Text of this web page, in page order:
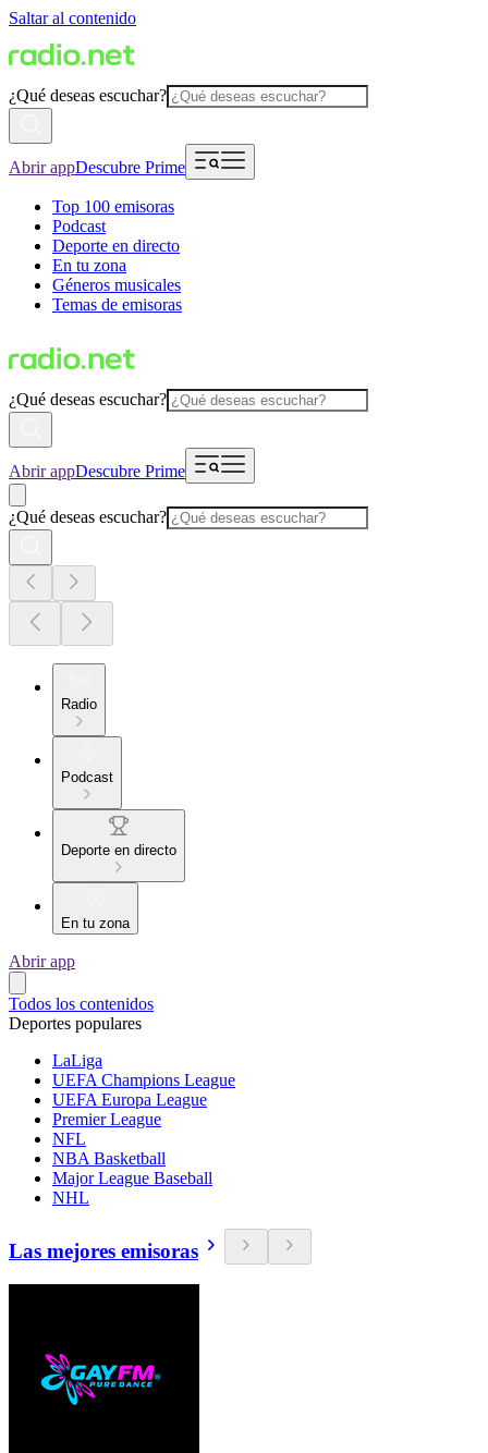
Saltar al contenido
¿Qué deseas escuchar?
Abrir appDescubre Prime
Top 100 emisoras
Podcast
Deporte en directo
En tu zona
Géneros musicales
Temas de emisoras
¿Qué deseas escuchar?
Abrir appDescubre Prime
¿Qué deseas escuchar?
Radio
Podcast
Deporte en directo
En tu zona
Abrir app
Todos los contenidos
Deportes populares
LaLiga
UEFA Champions League
UEFA Europa League
Premier League
NFL
NBA Basketball
Major League Baseball
NHL
Las mejores emisoras